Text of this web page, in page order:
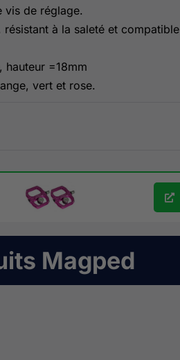
vis de réglage.
résistant à la saleté et compatible
=18mm
vert et rose.
Magped